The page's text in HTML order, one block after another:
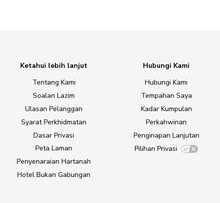
Ketahui lebih lanjut
Tentang Kami
Soalan Lazim
Ulasan Pelanggan
Syarat Perkhidmatan
Dasar Privasi
Peta Laman
Penyenaraian Hartanah
Hotel Bukan Gabungan
Hubungi Kami
Hubungi Kami
Tempahan Saya
Kadar Kumpulan
Perkahwinan
Penginapan Lanjutan
Pilihan Privasi